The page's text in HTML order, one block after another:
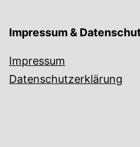
Impressum &
Impressum
Datenschutzerklärung